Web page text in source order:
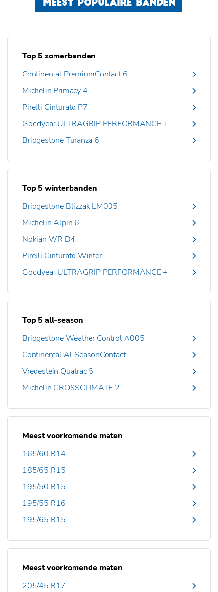
MEEST POPULAIRE BANDEN
Top 5 zomerbanden
Continental PremiumContact 6
Michelin Primacy 4
Pirelli Cinturato P7
Goodyear ULTRAGRIP PERFORMANCE +
Bridgestone Turanza 6
Top 5 winterbanden
Bridgestone Blizzak LM005
Michelin Alpin 6
Nokian WR D4
Pirelli Cinturato Winter
Goodyear ULTRAGRIP PERFORMANCE +
Top 5 all-season
Bridgestone Weather Control A005
Continental AllSeasonContact
Vredestein Quatrac 5
Michelin CROSSCLIMATE 2
Meest voorkomende maten
165/60 R14
185/65 R15
195/50 R15
195/55 R16
195/65 R15
Meest voorkomende maten
205/45 R17